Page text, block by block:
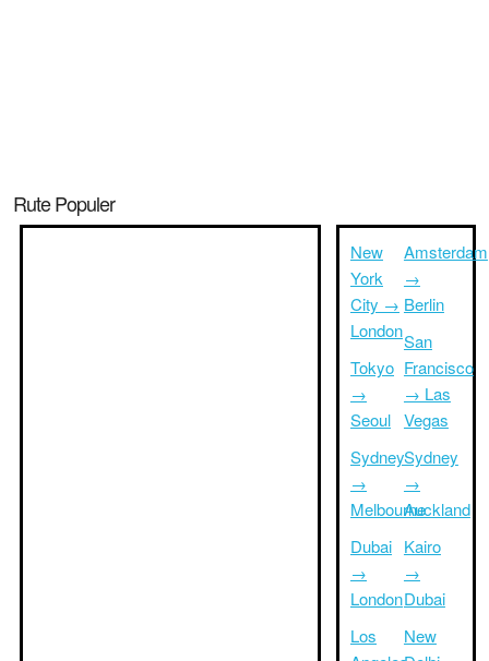
Rute Populer
New
York
City →
London
Tokyo
→
Seoul
Sydney
→
Melbourne
Dubai
→
London
Los
Amsterdam
→
Berlin
San
Francisco
→ Las
Vegas
Sydney
→
Auckland
Kairo
→
Dubai
New